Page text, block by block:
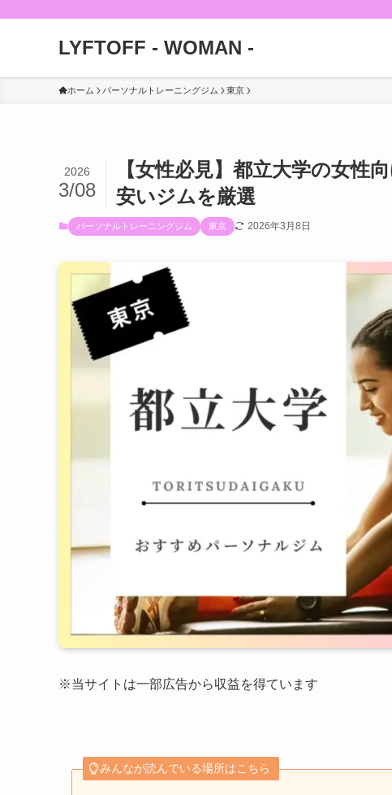
LYFTOFF - WOMAN -
ホーム パーソナルトレーニングジム 東京
【女性必見】都立大学の女性
安いジムを厳選
2026
3/08
パーソナルトレーニングジム 東京 2026年3月8日
※当サイトは一部広告から収益を得ています
みんなが読んでいる場所はこちら